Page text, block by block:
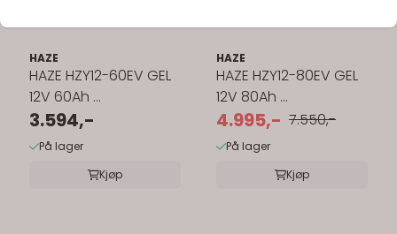
HAZE
HAZE HZY12-60EV GEL
12V 60Ah ...
3.594,-
På lager
Kjøp
HAZE
HAZE HZY12-80EV GEL
12V 80Ah ...
4.995,- 7.550,-
På lager
Kjøp